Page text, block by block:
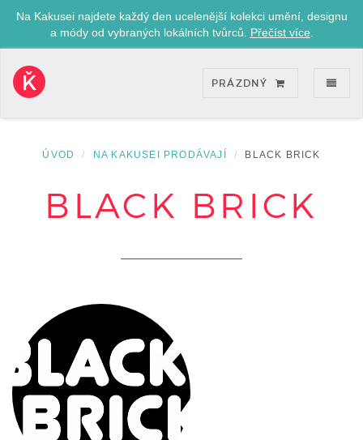
Na Kakusei najdete každý den ucelenější kolekci umění, designu
a módy od vybraných lokálních tvůrců. Přečíst více
přejít
úvodní
PRÁZDNÝ
ÚVOD NA KAKUSEI PRODÁVAJÍ BLACK BRICK
BLACK BRICK